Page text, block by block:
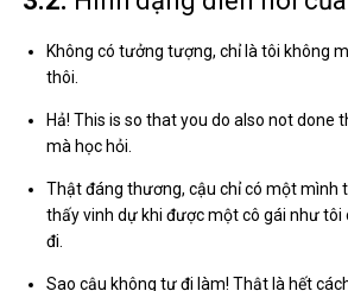
Tìm hiểu thêm về các dere khác như:
4. CÁC HÌNH ẢNH HÌNH
– Quảng Cáo –
mọi người đều có thể dễ dàng tưởng tượng
thế nào, chúng ta sẽ cùng điểm qua một
nhân trong anime: